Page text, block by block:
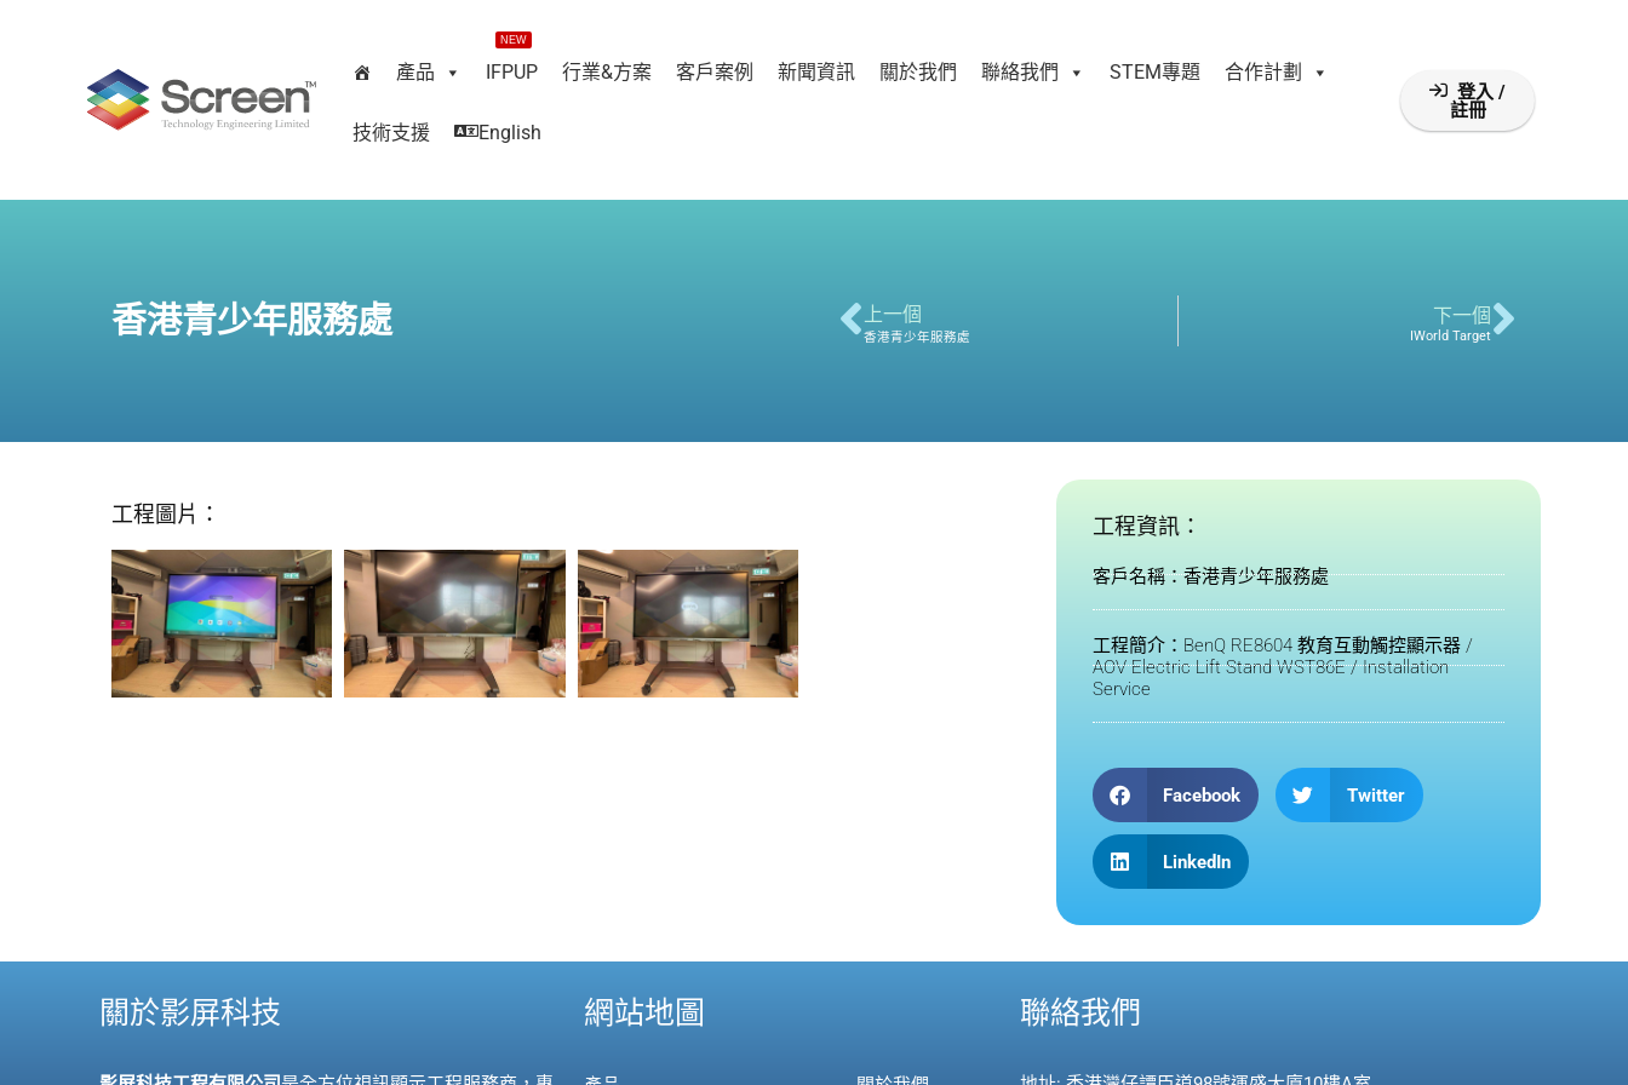
產品
NEW
IFPUP 行業&方案 客戶案例 新聞資訊 關於我們 聯絡我們 STEM專題 合作計劃
技術支援 English
登入 /
註冊
香港青少年服務處 上一個
香港青少年服務處
下一個
IWorld Target
工程圖片： 工程資訊：
客戶名稱：香港青少年服務處
工程簡介：BenQ RE8604 教育互動觸控顯示器 /
AOV Electric Lift Stand WST86E / Installation
Service
Facebook Twitter
LinkedIn
關於影屏科技 網站地圖 聯絡我們